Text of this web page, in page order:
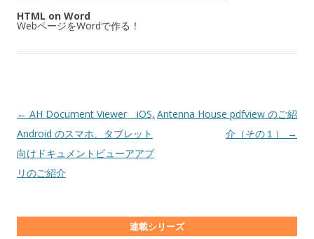
HTML on Word
WebページをWordで作る！
投稿ナビゲーション
← AH Document Viewer iOS,
Android のスマホ、タブレット
向けドキュメントビューアアプ
リのご紹介
Antenna House pdfview のご紹
介（その１）
→
連載シリーズ